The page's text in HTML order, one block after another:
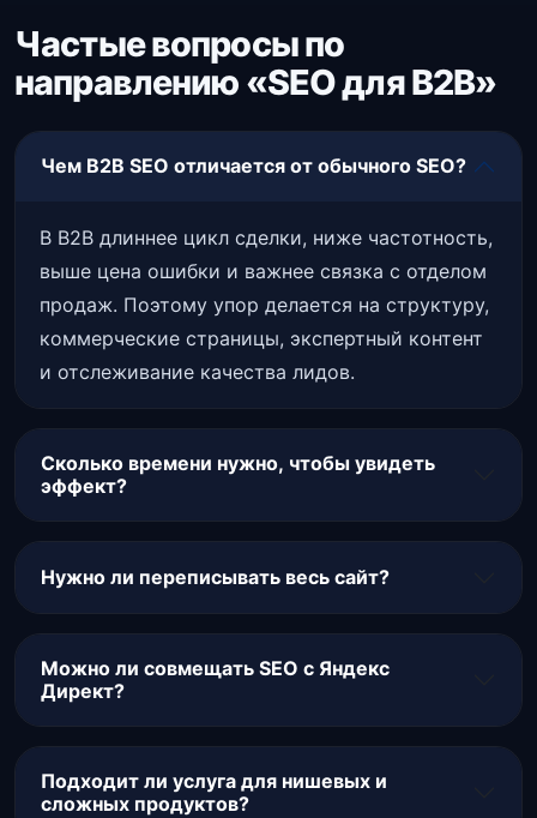
Частые вопросы по
направлению «SEO для B2B»
Чем B2B SEO отличается от обычного SEO?
В B2B длиннее цикл сделки, ниже частотность,
выше цена ошибки и важнее связка с отделом
продаж. Поэтому упор делается на структуру,
коммерческие страницы, экспертный контент
и отслеживание качества лидов.
Сколько времени нужно, чтобы увидеть
эффект?
Нужно ли переписывать весь сайт?
Можно ли совмещать SEO с Яндекс
Директ?
Подходит ли услуга для нишевых и
сложных продуктов?